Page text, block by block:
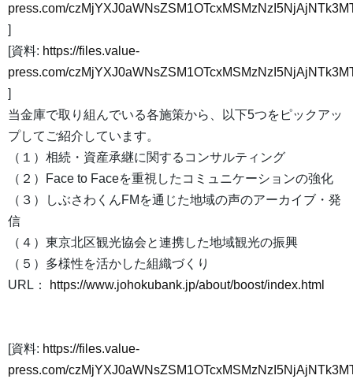
press.com/
]
[資料: https://files.value-
press.com/
]
当金庫で取り組んでいる各施策から、以下5つをピックアッ
プしてご紹介しています。
（１）相続・資産承継に関するコンサルティング
（２）Face to Faceを重視したコミュニケーションの強化
（３）しぶさわくんFMを通じた地域の声のアーカイブ・発
信
（４）東京北区観光協会と連携した地域観光の振興
（５）多様性を活かした組織づくり
URL：
https://www.johokubank.jp/about/boost/index.html
[資料: https://files.value-
press.com/